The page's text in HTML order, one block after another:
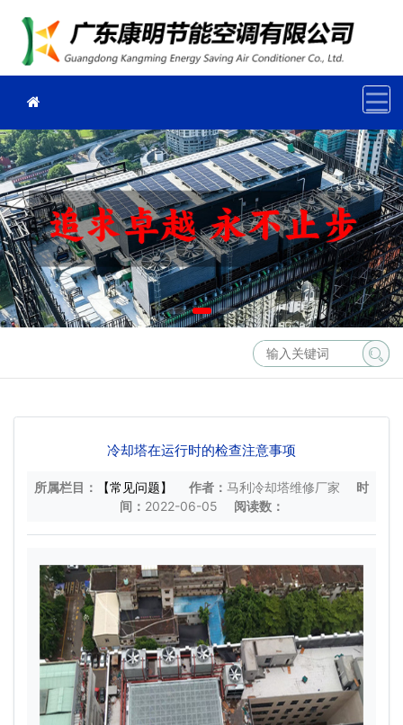
冷却塔在运行时的检查注意事项
所属栏目： 【常见问题】 作者： 马利冷却塔维修厂家
时
间： 2022-06-05 阅读数：